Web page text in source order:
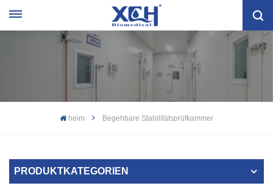
heim Begehbare Stabilitätsprüfkammer
PRODUKTKATEGORIEN